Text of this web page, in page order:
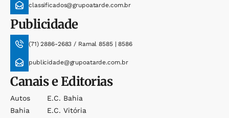
classificados@grupoatarde.com.br
Publicidade
(71) 2886-2683 / Ramal 8585 | 8586
publicidade@grupoatarde.com.br
Canais e Editorias
Autos
Bahia
E.c. Bahia
E.c. Vitória